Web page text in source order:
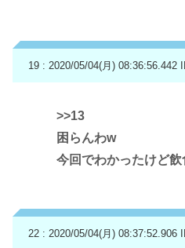
19 : 2020/05/04(月) 08:36:56.442
>>13
困らんわw
今回でわかったけど
22 : 2020/05/04(月) 08:37:52.906